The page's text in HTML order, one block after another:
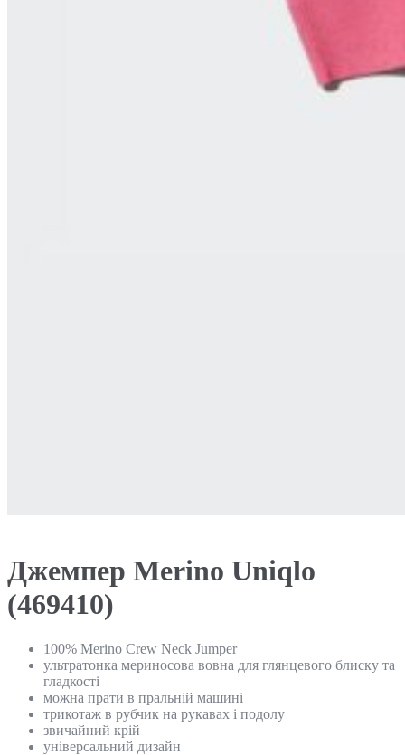
Джемпер Merino Uniqlo
(469410)
100% Merino Crew Neck Jumper
ультратонка мериносова вовна для глянцевого блиску та
гладкості
можна прати в пральній машині
трикотаж в рубчик на рукавах і подолу
звичайний крій
універсальний дизайн